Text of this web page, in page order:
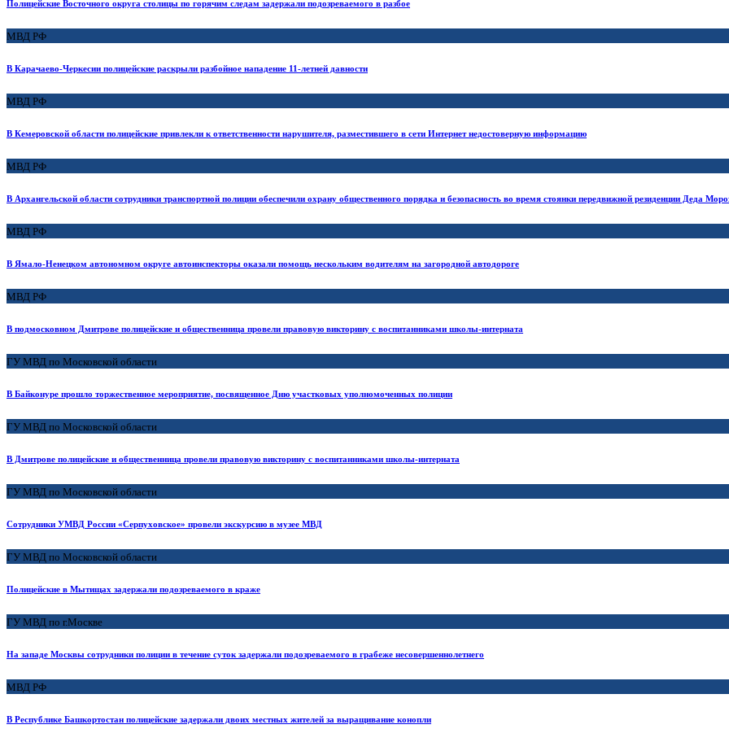
Полицейские Восточного округа столицы по горячим следам задержали подозреваемого в разбое
МВД РФ
В Карачаево-Черкесии полицейские раскрыли разбойное нападение 11-летней давности
МВД РФ
В Кемеровской области полицейские привлекли к ответственности нарушителя, разместившего в сети Интернет недостоверную информацию
МВД РФ
В Архангельской области сотрудники транспортной полиции обеспечили охрану общественного порядка и безопасность во время стоянки передвижной резиденции Деда
МВД РФ
В Ямало-Ненецком автономном округе автоинспекторы оказали помощь нескольким водителям на загородной автодороге
МВД РФ
В подмосковном Дмитрове полицейские и общественница провели правовую викторину с воспитанниками школы-интерната
ГУ МВД по Московской области
В Байконуре прошло торжественное мероприятие, посвященное Дню участковых уполномоченных полиции
ГУ МВД по Московской области
В Дмитрове полицейские и общественница провели правовую викторину с воспитанниками школы-интерната
ГУ МВД по Московской области
Сотрудники УМВД России «Серпуховское» провели экскурсию в музее МВД
ГУ МВД по Московской области
Полицейские в Мытищах задержали подозреваемого в краже
ГУ МВД по г.Москве
На западе Москвы сотрудники полиции в течение суток задержали подозреваемого в грабеже несовершеннолетнего
МВД РФ
В Республике Башкортостан полицейские задержали двоих местных жителей за выращивание конопли